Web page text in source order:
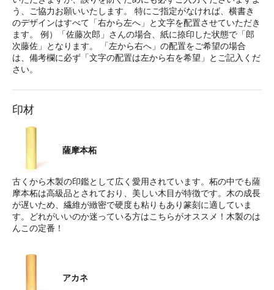
う、ご協力お願いいたします。 特にご指定がなければ、横書き
のデザインはすべて「右から左へ」と文字を配置させていただき
ます。 例）「佐藤次郎」さんの場合、紙に捺印した状態で「郎
次藤佐」となります。 「左から右へ」の配置をご希望の場合
は、備考欄に必ず「文字の配置は左から右を希望」とご記入くだ
さい。
印材
薩摩本柘
古くから木製の印鑑として広く愛用されています。柘の中でも薩
摩本柘は高級品とされており、美しい木目が特徴です。木の成長
が遅いため、繊維が緻密で硬度も粘りもあり篆刻に適していま
す。どれがいいのか迷っている方はこちらがオススメ！木製のは
んこの定番！
アカネ